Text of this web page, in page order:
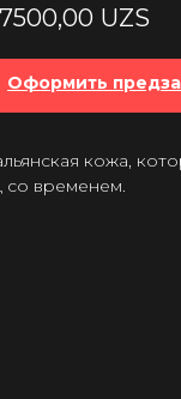
UZS
Оформить
кожа,
со временем.